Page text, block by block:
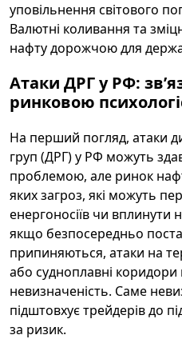
уповільнення світового
Валютні коливання та
нафту дорожчою для
Атаки ДРГ у РФ:
ринковою
На перший погляд, атаки
груп (ДРГ) у РФ можуть
проблемою, але ринок
яких загроз, які можуть
енергоносіїв чи вплинути
якщо безпосередньо
припиняються, атаки на
або судноплавні
невизначеність. Саме
підштовхує трейдерів до
за ризик.